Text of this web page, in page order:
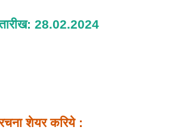
28.02.2024
शेयर करिये :